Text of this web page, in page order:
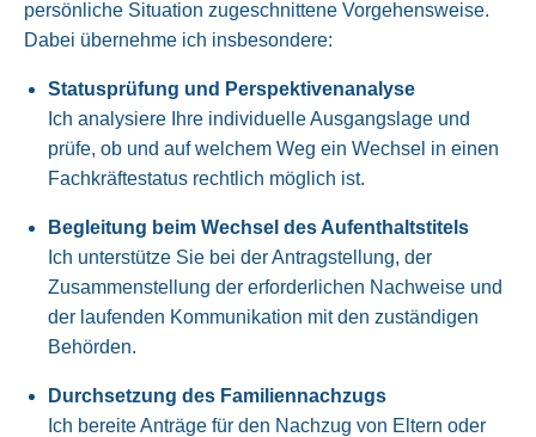
persönliche Situation zugeschnittene Vorgehensweise.
Dabei übernehme ich insbesondere:
Statusprüfung und Perspektivenanalyse
Ich analysiere Ihre individuelle Ausgangslage und
prüfe, ob und auf welchem Weg ein Wechsel in einen
Fachkräftestatus rechtlich möglich ist.
Begleitung beim Wechsel des Aufenthaltstitels
Ich unterstütze Sie bei der Antragstellung, der
Zusammenstellung der erforderlichen Nachweise und
der laufenden Kommunikation mit den zuständigen
Behörden.
Durchsetzung des Familiennachzugs
Ich bereite Anträge für den Nachzug von Eltern oder